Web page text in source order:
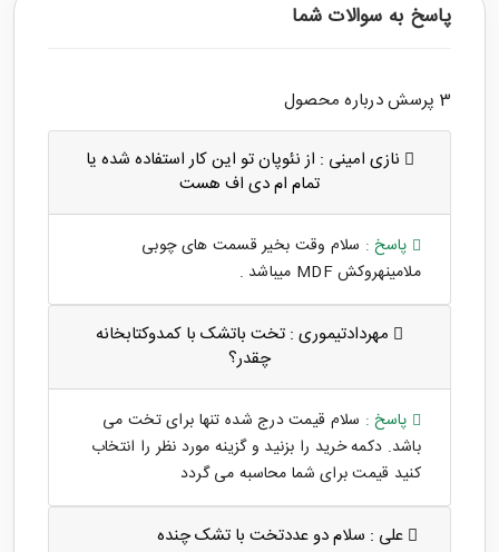
پاسخ به سوالات شما
3 پرسش درباره محصول
نازی امینی : از نئوپان تو این کار استفاده شده یا
تمام ام دی اف هست
پاسخ : سلام وقت بخیر قسمت های چوبی
ملامینهروکش MDF میباشد .
مهردادتیموری : تخت باتشک با کمدوکتابخانه
چقدر؟
پاسخ : سلام قیمت درج شده تنها برای تخت می
باشد. دکمه خرید را بزنید و گزینه مورد نظر را انتخاب
کنید قیمت برای شما محاسبه می گردد
علی : سلام دو عددتخت با تشک چنده